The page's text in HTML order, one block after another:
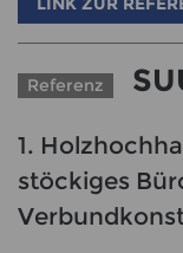
Referenz
1.
stöckiges